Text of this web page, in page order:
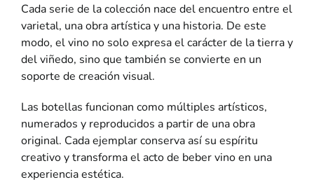
Cada serie de la colección nace del encuentro entre el
varietal, una obra artística y una historia. De este
modo, el vino no solo expresa el carácter de la tierra y
del viñedo, sino que también se convierte en un
soporte de creación visual.
Las botellas funcionan como múltiples artísticos,
numerados y reproducidos a partir de una obra
original. Cada ejemplar conserva así su espíritu
creativo y transforma el acto de beber vino en una
experiencia estética.